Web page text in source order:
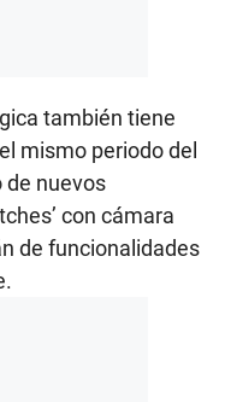
también tiene
mismo periodo del
de nuevos
con cámara
de funcionalidades